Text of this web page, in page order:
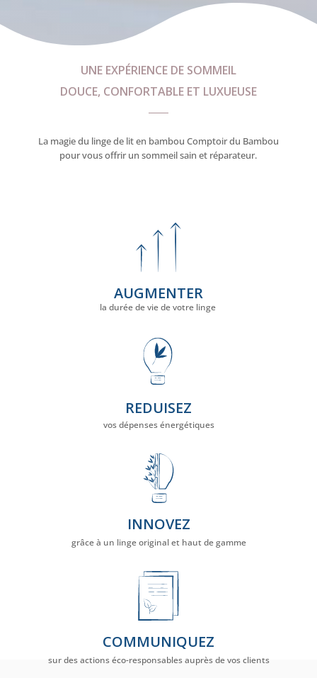
UNE EXPÉRIENCE DE SOMMEIL
DOUCE, CONFORTABLE ET LUXUEUSE
La magie du linge de lit en bambou Comptoir du Bambou
pour vous offrir un sommeil sain et réparateur.
AUGMENTER
la durée de vie de votre linge
REDUISEZ
vos dépenses énergétiques
INNOVEZ
grâce à un linge original et haut de gamme
COMMUNIQUEZ
sur des actions éco-responsables auprès de vos clients